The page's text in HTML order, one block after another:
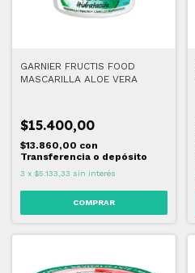
GARNIER FRUCTIS FOOD
MASCARILLA ALOE VERA
$15.400,00
$13.860,00 con
Transferencia o depósito
3 x $5.133,33 sin interés